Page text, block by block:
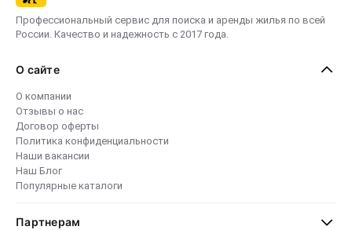
Профессиональный сервис для поиска и аренды жилья по всей
России. Качество и надежность с 2017 года.
О сайте
О компании
Отзывы о нас
Договор оферты
Политика конфиденциальности
Наши вакансии
Наш Блог
Популярные каталоги
Партнерам